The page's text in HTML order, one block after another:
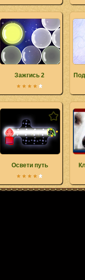
Зажгись 2
Освети путь